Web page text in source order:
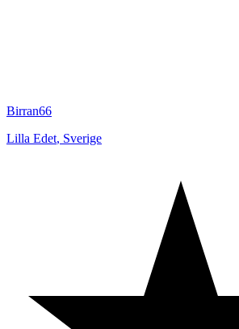
Birran66
Lilla Edet, Sverige